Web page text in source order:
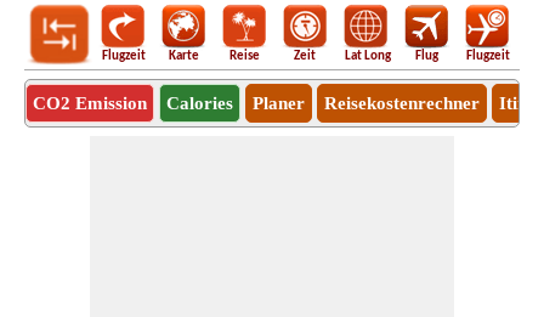
Flugzeit Karte Reise Zeit Lat Long Flug Flugzeit
CO2 Emission Calories Planer Reisekostenrechner